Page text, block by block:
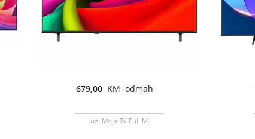
679,00 KM odmah
uz Moja TV Full M